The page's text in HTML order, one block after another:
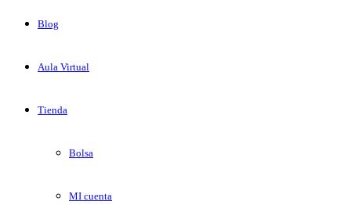
Blog
Aula Virtual
Tienda
Bolsa
MI cuenta